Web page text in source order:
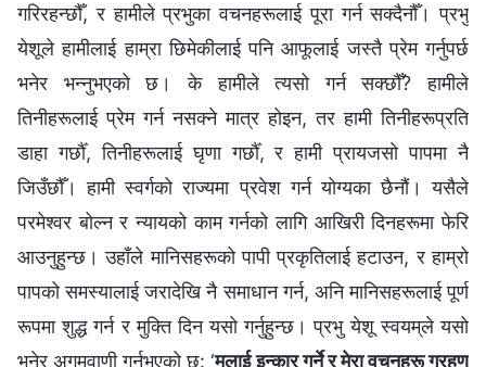
गरिरहन्छौँ, र हामीले प्रभुका वचनहरूलाई पूरा गर्न सक्दैनौँ। प्रभु
येशूले हामीलाई हाम्रा छिमेकीलाई पनि आफूलाई जस्तै प्रेम गर्नुपर्छ
भनेर भन्‍नुभएको छ। के हामीले त्यसो गर्न सक्छौँ? हामीले
तिनीहरूलाई प्रेम गर्न नसक्‍ने मात्र होइन, तर हामी तिनीहरूप्रति
डाहा गर्छौँ, तिनीहरूलाई घृणा गर्छौँ, र हामी प्रायजसो पापमा नै
जिउँछौँ। हामी स्वर्गको राज्यमा प्रवेश गर्न योग्यका छैनौं। यसैले
परमेश्‍वर बोल्‍न र न्यायको काम गर्नको लागि आखिरी दिनहरूमा फेरि
आउनुहुन्छ। उहाँले मानिसहरूको पापी प्रकृतिलाई हटाउन, र हाम्रो
पापको समस्यालाई जरादेखि नै समाधान गर्न, अनि मानिसहरूलाई पूर्ण
रूपमा शुद्ध गर्न र मुक्ति दिन यसो गर्नुहुन्छ। प्रभु येशू स्वयम्‌ले यसो
भनेर अगमवाणी गर्नुभएको छ: ‘मलाई इन्कार गर्ने र मेरा वचनहरू ग्रहण